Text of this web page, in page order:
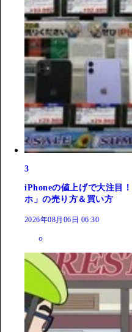
3
iPhoneの値上げで大注目
ホ」の売り方＆買い方
2026年08月06日 06:30